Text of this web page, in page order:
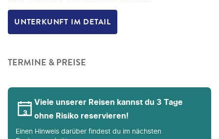
UNTERKUNFT IM DETAIL
TERMINE & PREISE
Viele unserer Reisen kannst du 3 Tage
ohne Risiko reservieren!
Einen Hinweis darüber findest du im nächsten